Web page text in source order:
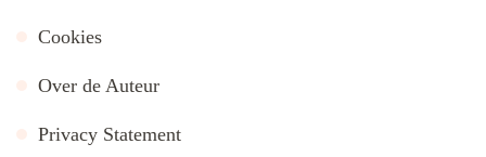
Cookies
Over de Auteur
Privacy Statement